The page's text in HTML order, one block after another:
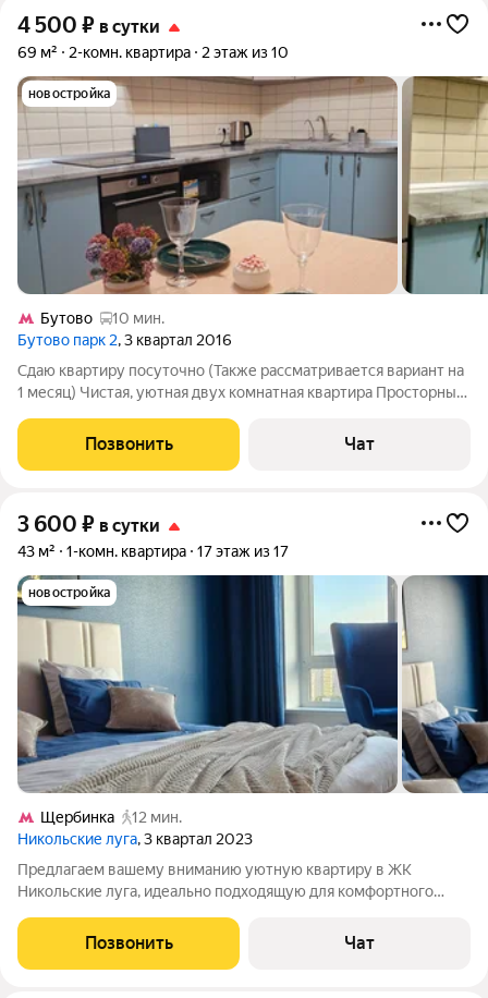
4 500 ₽ в сутки
69 м² 2-комн. квартира 2 этаж из 10
новостройка
Бутово
10 мин.
Бутово парк 2, 3 квартал 2016
Сдаю квартиру посуточно (Также рассматривается вариант на
1 месяц) Чистая, уютная двух комнатная квартира Просторные
необходимые условия для комфортного проживания! Месяц
назад обновлён
Позвонить Чат
3 600 ₽ в сутки
43 м² 1-комн. квартира 17 этаж из 17
новостройка
Щербинка
12 мин.
Никольские луга, 3 квартал 2023
Предлагаем вашему вниманию уютную квартиру в ЖК
Никольские луга, идеально подходящую для комфортного
гостиная с современным дизайном позволит вам расслабиться
после насыщенного дня, а
Позвонить Чат